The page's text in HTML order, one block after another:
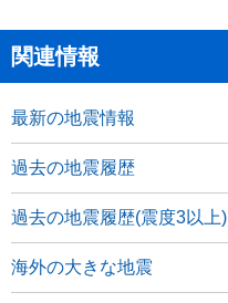
関連情報
最新の地震情報
過去の地震履歴
過去の地震履歴(震度3以上)
海外の大きな地震